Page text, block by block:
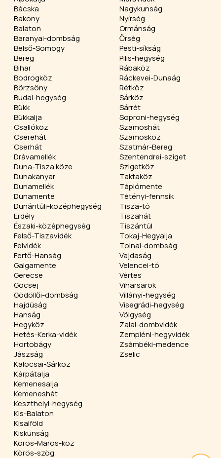
Bácska
Bakony
Balaton
Baranyai-dombság
Belső-Somogy
Bereg
Bihar
Bodrogköz
Börzsöny
Budai-hegység
Bükk
Bükkalja
Csallóköz
Cserehát
Cserhát
Drávamellék
Duna-Tisza köze
Dunakanyar
Dunamellék
Dunamente
Dunántúli-középhegység
Erdély
Északi-középhegység
Felső-Tiszavidék
Felvidék
Fertő-Hanság
Galgamente
Gerecse
Göcsej
Gödöllői-dombság
Hajdúság
Hanság
Hegyköz
Hetés-Kerka-vidék
Hortobágy
Jászság
Kalocsai-Sárköz
Kárpátalja
Kemenesalja
Kemeneshát
Keszthelyi-hegység
Kis-Balaton
Kisalföld
Kiskunság
Körös-Maros-köz
Körös-szög
Nagykunság
Nyírség
Ormánság
Őrség
Pesti-síkság
Pilis-hegység
Rábaköz
Ráckevei-Dunaág
Rétköz
Sárköz
Sárrét
Soproni-hegység
Szamoshát
Szamosköz
Szatmár-Bereg
Szentendrei-sziget
Szigetköz
Taktaköz
Tápiómente
Tétényi-fennsík
Tisza-tó
Tiszahát
Tiszántúl
Tokaj-Hegyalja
Tolnai-dombság
Vajdaság
Velencei-tó
Vértes
Viharsarok
Villányi-hegység
Visegrádi-hegység
Völgység
Zalai-dombvidék
Zempléni-hegyvidék
Zsámbéki-medence
Zselic